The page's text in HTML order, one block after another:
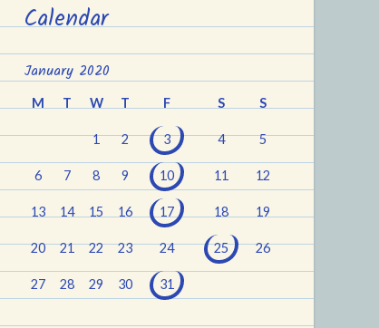
Calendar
January 2020
M T W T F S S
1 2 3 4 5
6 7 8 9 10 11 12
13 14 15 16 17 18 19
20 21 22 23 24 25 26
27 28 29 30 31